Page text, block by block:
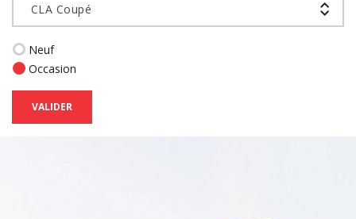
CLA Coupé
Neuf
Occasion
VALIDER